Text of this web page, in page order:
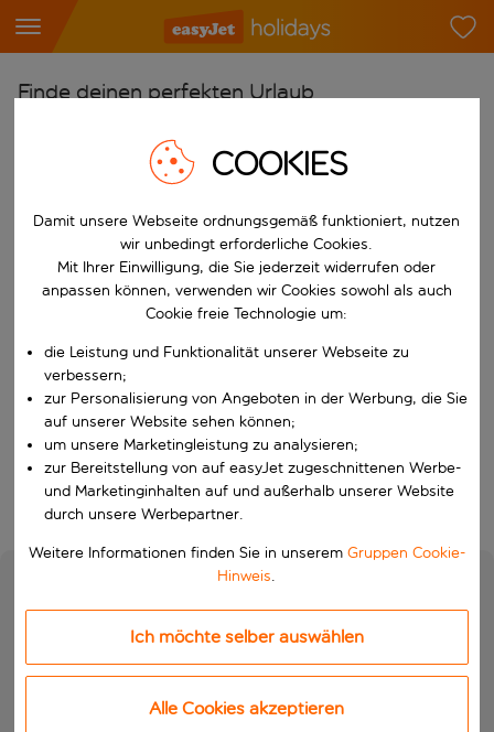
Finde deinen perfekten Urlaub
Flughafen wählen
Beginne mit der Eingabe für die automatische
Reiseziel wählen
Nach
Wähle ein Ab- und Rückflugdatum aus.
Reisezeitraum wählen
Wann
Wer
Suchen
COOKIES
Damit unsere Webseite ordnungsgemäß funktioniert, nutzen
wir unbedingt erforderliche Cookies.
Mit Ihrer Einwilligung, die Sie jederzeit widerrufen oder
anpassen können, verwenden wir Cookies sowohl als auch
Cookie freie Technologie um:
die Leistung und Funktionalität unserer Webseite zu
verbessern;
zur Personalisierung von Angeboten in der Werbung, die Sie
auf unserer Website sehen können;
um unsere Marketingleistung zu analysieren;
zur Bereitstellung von auf easyJet zugeschnittenen Werbe-
und Marketinginhalten auf und außerhalb unserer Website
durch unsere Werbepartner.
Weitere Informationen finden Sie in unserem Gruppen Cookie-
Hinweis.
Ich möchte selber auswählen
Alle Cookies akzeptieren